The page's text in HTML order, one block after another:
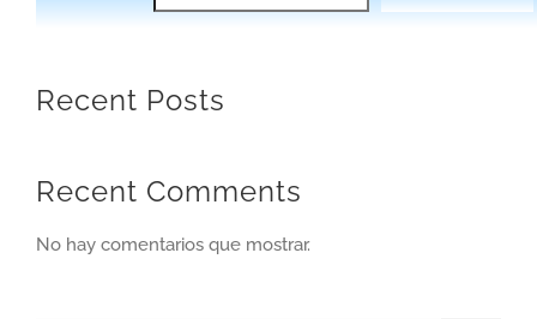
Recent Posts
Recent Comments
No hay comentarios que mostrar.